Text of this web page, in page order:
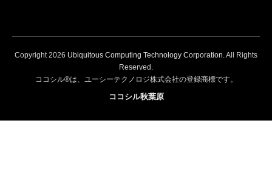
Copyright2026 Ubiquitous Computing Technology Corporation. All Rights
Reserved.
ココシル®は、ユーシーテクノロジ株式会社の登録商標です。
ココシル秋葉原